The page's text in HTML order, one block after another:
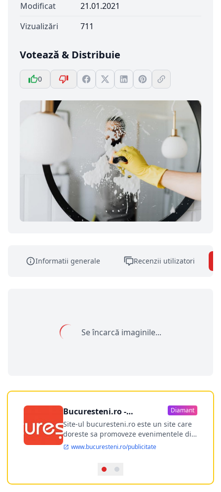
Modificat
21.01.2021
Vizualizări
711
Votează & Distribuie
0
Informatii generale Recenzii utilizatori
Se încarcă imaginile...
Bucuresteni.ro -
publicitate online
Diamant
Site-ul bucuresteni.ro este un site care
doreste sa promoveze evenimentele din
Bucuresti si nu numai, sa puna la
Bucuresti-ului, si in acelasi timp sa
ofere posibilitatea firmel...
www.bucuresteni.ro/publicitate